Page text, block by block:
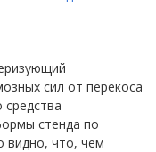
сил от перекоса
стенда по
видно, что, чем